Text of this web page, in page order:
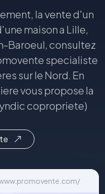
la vente d'un
maison a Lille,
Baroeul, consultez
specialiste
sur le Nord. En
vous propose la
copropriete)